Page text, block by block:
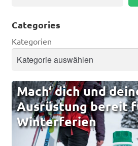
Categories
Kategorien
Mach‘ dich und
Ausrüstung bereit
Winterferien